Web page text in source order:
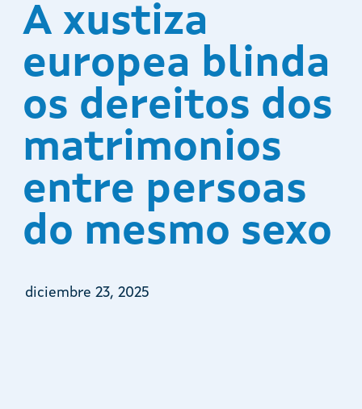
A xustiza
europea blinda
os dereitos dos
matrimonios
entre persoas
do mesmo sexo
diciembre 23, 2025